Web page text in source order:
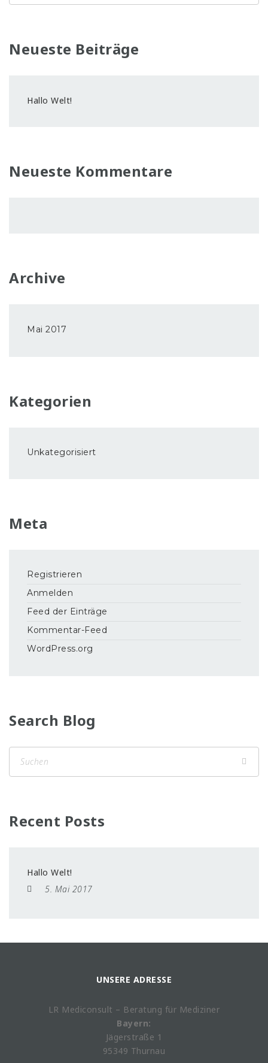
Neueste Beiträge
Hallo Welt!
Neueste Kommentare
Archive
Mai 2017
Kategorien
Unkategorisiert
Meta
Registrieren
Anmelden
Feed der Einträge
Kommentar-Feed
WordPress.org
Search Blog
Recent Posts
Hallo Welt!
5. Mai 2017
UNSERE ADRESSE
LR Mediconsult – Beratung für Mediziner
Bayern:
Jägerstraße 1
95349 Thurnau